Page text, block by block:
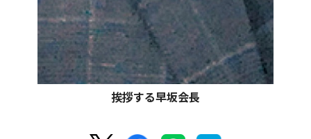
挨拶する早坂会長